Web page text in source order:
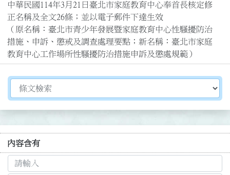
中華民國114年3月21日臺北市家庭教育中心奉首長核定修
正名稱及全文26條；並以電子郵件下達生效
（原名稱：臺北市青少年發展暨家庭教育中心性騷擾防治
措施、申訴、懲戒及調查處理要點；新名稱：臺北市家庭
教育中心工作場所性騷擾防治措施申訴及懲處規範）
切換選擇法規資訊內容
內容含有